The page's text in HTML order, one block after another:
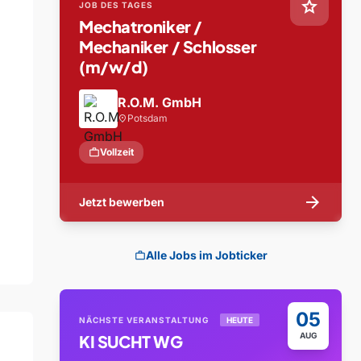
star
JOB DES TAGES
Mechatroniker /
Mechaniker / Schlosser
(m/w/d)
R.O.M. GmbH
location_on Potsdam
workVollzeit
Jetzt bewerben arrow_forward
workAlle Jobs im Jobticker
05
AUG
NÄCHSTE VERANSTALTUNG HEUTE
KI SUCHT WG